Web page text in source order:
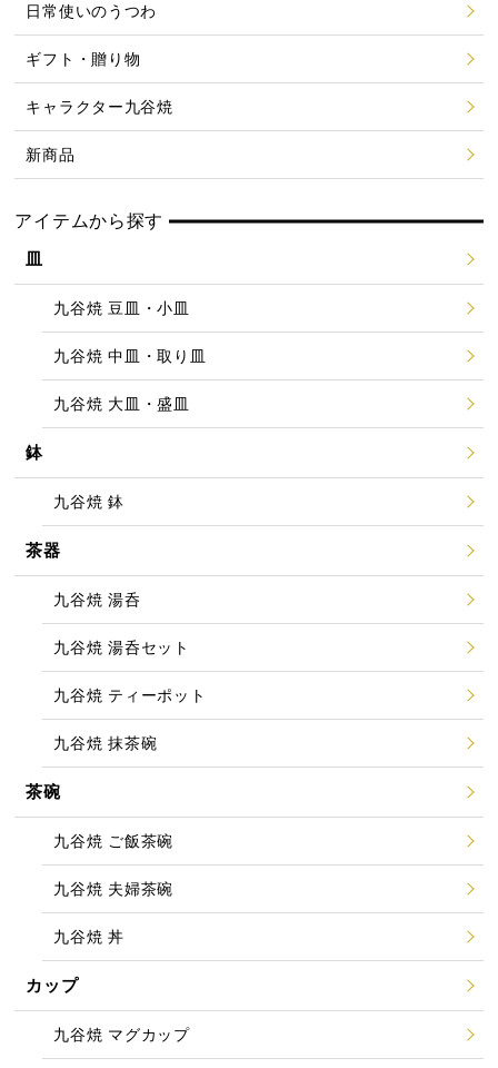
日常使いのうつわ
ギフト・贈り物
キャラクター九谷焼
新商品
アイテムから探す
皿
九谷焼 豆皿・小皿
九谷焼 中皿・取り皿
九谷焼 大皿・盛皿
鉢
九谷焼 鉢
茶器
九谷焼 湯呑
九谷焼 湯呑セット
九谷焼 ティーポット
九谷焼 抹茶碗
茶碗
九谷焼 ご飯茶碗
九谷焼 夫婦茶碗
九谷焼 丼
カップ
九谷焼 マグカップ